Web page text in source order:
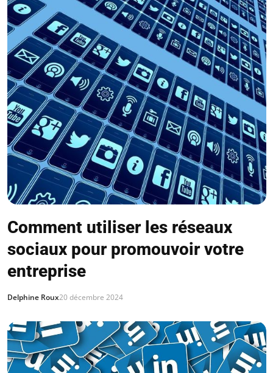
Comment utiliser les réseaux
sociaux pour promouvoir votre
entreprise
Delphine Roux20 décembre 2024